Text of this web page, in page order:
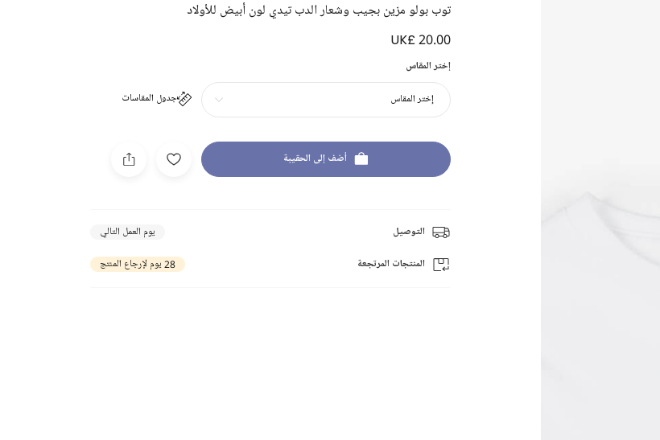
توب بولو مزين بجيب وشعار الدب تيدي لون أبيض للأولاد
UK£ 20.00
إختر المقاس
جدول المقاسات إختر المقاس
أضف إلى الحقيبة
التوصيل يوم العمل التالي
المنتجات المرتجعة 28 يوم لإرجاع المنتج